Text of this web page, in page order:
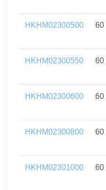
HKHM02300500 60
HKHM02300550 60
HKHM02300600 60
HKHM02300800 60
HKHM02301000 60